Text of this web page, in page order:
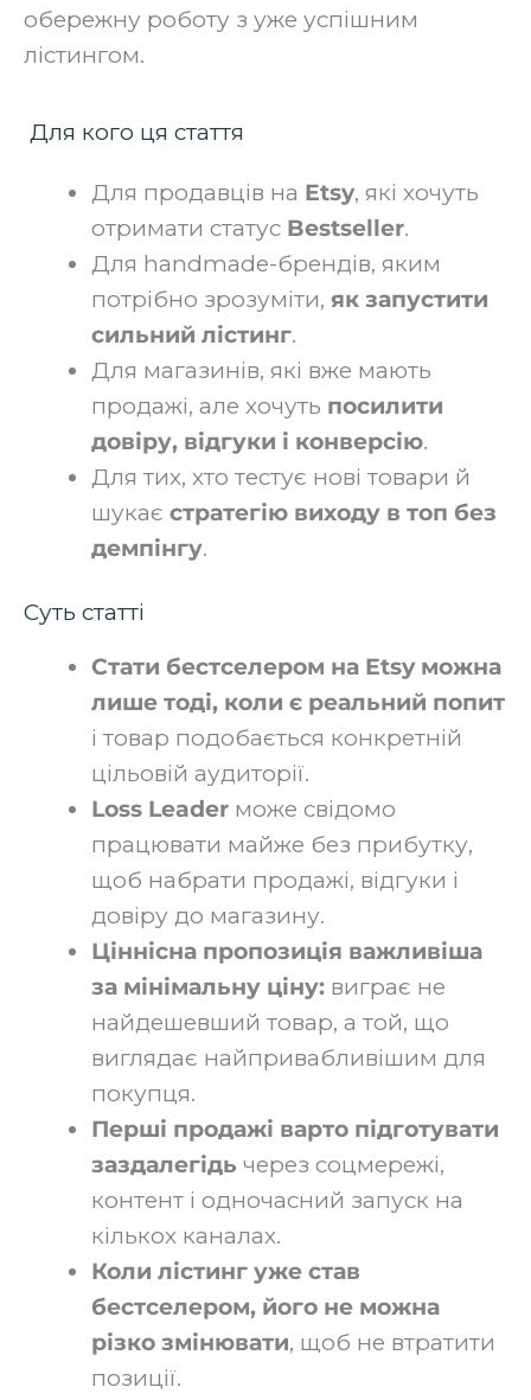
обережну роботу з уже успішним
лістингом.
Для кого ця стаття
Для продавців на Etsy, які хочуть
отримати статус Bestseller.
Для handmade-брендів, яким
потрібно зрозуміти, як запустити
сильний лістинг.
Для магазинів, які вже мають
продажі, але хочуть посилити
довіру, відгуки і конверсію.
Для тих, хто тестує нові товари й
шукає стратегію виходу в топ без
демпінгу.
Суть статті
Стати бестселером на Etsy можна
лише тоді, коли є реальний попит
і товар подобається конкретній
цільовій аудиторії.
Loss Leader може свідомо
працювати майже без прибутку,
щоб набрати продажі, відгуки і
довіру до магазину.
Ціннісна пропозиція важливіша
за мінімальну ціну: виграє не
найдешевший товар, а той, що
виглядає найпривабливішим для
покупця.
Перші продажі варто підготувати
заздалегідь через соцмережі,
контент і одночасний запуск на
кількох каналах.
Коли лістинг уже став
бестселером, його не можна
різко змінювати, щоб не втратити
позиції.